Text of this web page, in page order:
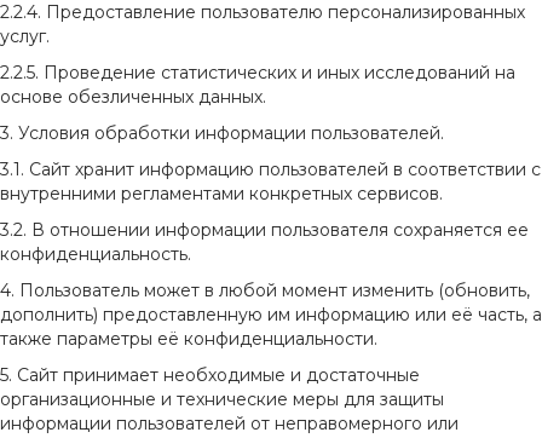
2.2.4. Предоставление пользователю персонализированных
услуг.
2.2.5. Проведение статистических и иных исследований на
основе обезличенных данных.
3. Условия обработки информации пользователей.
3.1. Сайт хранит информацию пользователей в соответствии с
внутренними регламентами конкретных сервисов.
3.2. В отношении информации пользователя сохраняется ее
конфиденциальность.
4. Пользователь может в любой момент изменить (обновить,
дополнить) предоставленную им информацию или её часть, а
также параметры её конфиденциальности.
5. Сайт принимает необходимые и достаточные
организационные и технические меры для защиты
информации пользователей от неправомерного или